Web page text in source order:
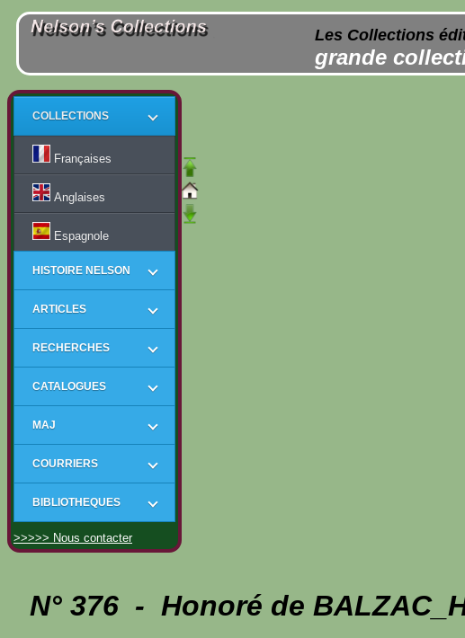
Les Collections
grande
COLLECTIONS
Françaises
Anglaises
Espagnole
HISTOIRE NELSON
ARTICLES
RECHERCHES
CATALOGUES
MAJ
COURRIERS
BIBLIOTHEQUES
>>>>> Nous contacter
N° 376 - Honoré de